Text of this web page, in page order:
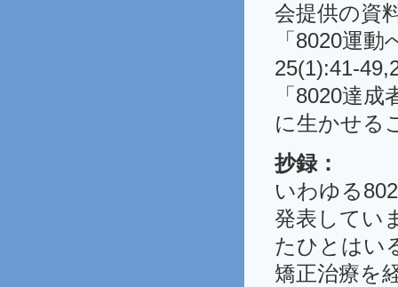
会提供の資
「8020運
25(1):41-
「8020達
に生かせる
抄録：
いわゆる
発表してい
たひとはい
矯正治療を